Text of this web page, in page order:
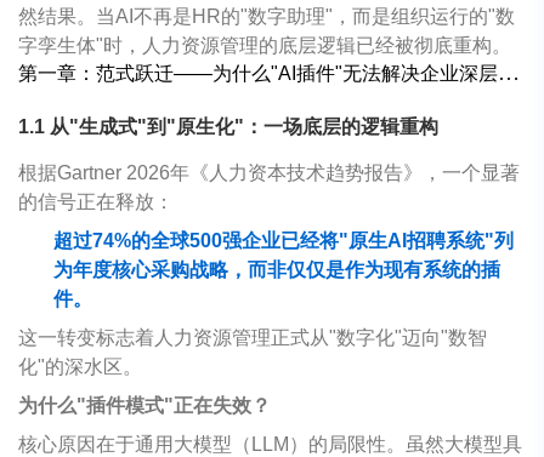
然结果。当AI不再是HR的"数字助理"，而是组织运行的"数
字孪生体"时，人力资源管理的底层逻辑已经被彻底重构。
第一章：范式跃迁——为什么"AI 插件"无法解决企业深层问题？
1.1 从"生成式"到 "原生化" ：一场底层的逻辑重构
根据Gartner 2026年《人力资本技术趋势报告》，一个显著
的信号正在释放：
超过74%的全球500强企业已经将"原生AI招聘系统"列
为年度核心采购战略，而非仅仅是作为现有系统的插
件。
这一转变标志着人力资源管理正式从"数字化"迈向"数智
化"的深水区。
为什么"插件模式"正在失效？
核心原因在于通用大模型（LLM）的局限性。虽然大模型具